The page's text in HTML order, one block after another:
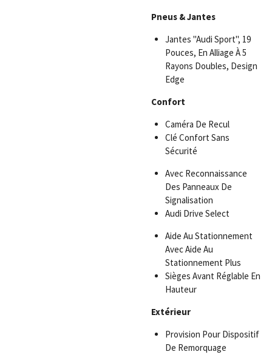
Pneus & Jantes
Jantes "Audi Sport", 19
Pouces, En Alliage À 5
Rayons Doubles, Design
Edge
Confort
Caméra De Recul
Clé Confort Sans
Sécurité
Avec Reconnaissance
Des Panneaux De
Signalisation
Audi Drive Select
Aide Au Stationnement
Avec Aide Au
Stationnement Plus
Sièges Avant Réglable En
Hauteur
Extérieur
Provision Pour Dispositif
De Remorquage